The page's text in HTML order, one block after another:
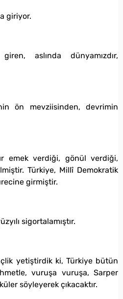
giriyor.
aslında dünyamızdır,
ön mevziisinden, devrimin
emek verdiği, gönül verdiği,
Türkiye, Millî Demokratik
girmiştir.
sigortalamıştır.
yetiştirdik ki, Türkiye bütün
vuruşa vuruşa, Sarper
söyleyerek çıkacaktır.